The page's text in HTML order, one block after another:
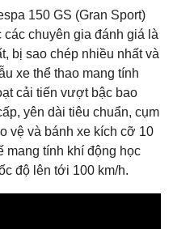
150 GS (Gran Sport)
chuyên gia đánh giá là
bị sao chép nhiều nhất và
xe thể thao mang tính
cải tiến vượt bậc bao
yên dài tiêu chuẩn, cụm
vệ và bánh xe kích cỡ 10
mang tính khí động học
độ lên tới 100 km/h.